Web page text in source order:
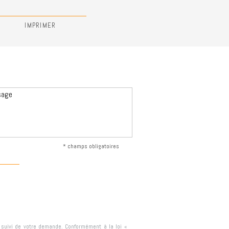
IMPRIMER
* champs obligatoires
de votre demande. Conformément à la loi «